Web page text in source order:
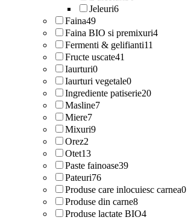
Jeleuri6
Faina49
Faina BIO si premixuri4
Fermenti & gelifianti11
Fructe uscate41
Iaurturi0
Iaurturi vegetale0
Ingrediente patiserie20
Masline7
Miere7
Mixuri9
Orez2
Otet13
Paste fainoase39
Pateuri76
Produse care inlocuiesc carnea0
Produse din carne8
Produse lactate BIO4